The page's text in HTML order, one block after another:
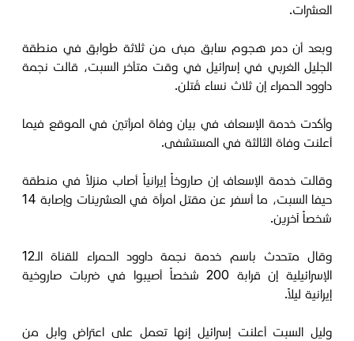
العشرات.
وبعد أن دمر هجوم سابق مبنى من ثلاثة طوابق في منطقة
الجليل الغربي في إسرائيل في وقت متأخر السبت، قالت نجمة
داوود الحمراء إن ثلاث نساء قُتلن.
وأكدت خدمة الإسعاف في بيان وفاة امرأتين في الموقع فيما
أعلنت وفاة الثالثة في المستشفى.
وقالت خدمة الإسعاف إن صاروخاً إيرانياً أصاب منزلاً في منطقة
حيفا السبت، ما أسفر عن مقتل امرأة في العشرينات وإصابة 14
شخصاً آخرين.
وقال متحدث باسم خدمة نجمة داوود الحمراء للقناة الـ12
الإسرائيلية إن قرابة 200 شخصاً أصيبوا في ضربات صاروخية
إيرانية ليلاً.
وليل السبت أعلنت إسرائيل إنها تعمل على اعتراض وابل من